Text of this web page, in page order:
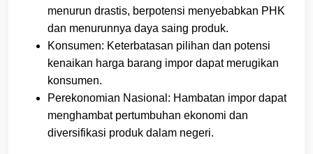
menurun drastis, berpotensi menyebabkan PHK
dan menurunnya daya saing produk.
Konsumen: Keterbatasan pilihan dan potensi
kenaikan harga barang impor dapat merugikan
konsumen.
Perekonomian Nasional: Hambatan impor dapat
menghambat pertumbuhan ekonomi dan
diversifikasi produk dalam negeri.